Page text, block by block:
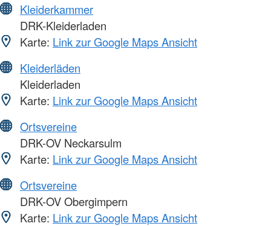
Kleiderkammer
DRK-Kleiderladen
Karte: Link zur Google Maps Ansicht
Kleiderläden
Kleiderladen
Karte: Link zur Google Maps Ansicht
Ortsvereine
DRK-OV Neckarsulm
Karte: Link zur Google Maps Ansicht
Ortsvereine
DRK-OV Obergimpern
Karte: Link zur Google Maps Ansicht